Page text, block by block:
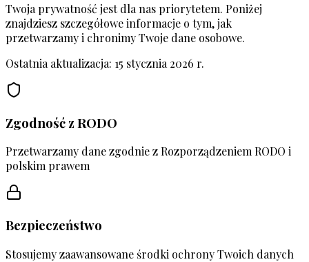
Twoja prywatność jest dla nas priorytetem. Poniżej
znajdziesz szczegółowe informacje o tym, jak
przetwarzamy i chronimy Twoje dane osobowe.
Ostatnia aktualizacja: 15 stycznia 2026 r.
Zgodność z RODO
Przetwarzamy dane zgodnie z Rozporządzeniem RODO i
polskim prawem
Bezpieczeństwo
Stosujemy zaawansowane środki ochrony Twoich danych